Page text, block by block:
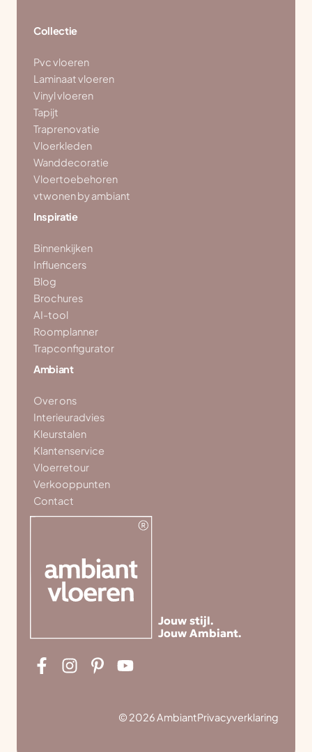
Collectie
Pvc vloeren
Laminaat vloeren
Vinyl vloeren
Tapijt
Traprenovatie
Vloerkleden
Wanddecoratie
Vloertoebehoren
vtwonen by ambiant
Inspiratie
Binnenkijken
Influencers
Blog
Brochures
AI-tool
Roomplanner
Trapconfigurator
Ambiant
Over ons
Interieuradvies
Kleurstalen
Klantenservice
Vloerretour
Verkooppunten
Contact
Jouw stijl.
Jouw Ambiant.
© 2026 AmbiantPrivacyverklaring